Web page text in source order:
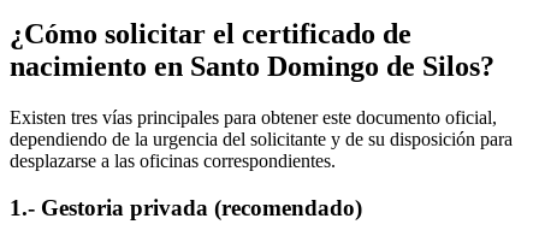
¿Cómo solicitar el certificado de
nacimiento en Santo Domingo de Silos?
Existen tres vías principales para obtener este documento oficial,
dependiendo de la urgencia del solicitante y de su disposición para
desplazarse a las oficinas correspondientes.
1.- Gestoria privada (recomendado)